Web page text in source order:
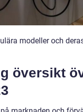
modeller och
översikt